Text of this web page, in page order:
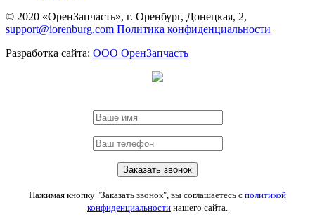
© 2020 «ОренЗапчасть», г. Оренбург, Донецкая, 2,
support@iorenburg.com Политика конфиденциальности
Разработка сайта: ООО ОренЗапчасть
Нажимая кнопку "Заказать звонок", вы соглашаетесь с политикой
конфиденциальности нашего сайта.